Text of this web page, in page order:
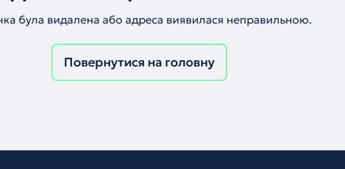
була видалена або адреса виявилася неправильною.
Повернутися на головну